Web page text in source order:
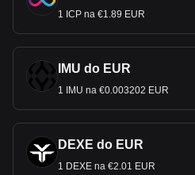
1 ICP na €1.89 EUR
IMU do EUR
1 IMU na €0.003202 EUR
DEXE do EUR
1 DEXE na €2.01 EUR